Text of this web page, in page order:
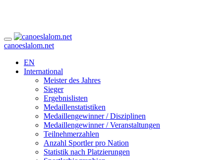
canoeslalom.net
EN
International
Meister des Jahres
Sieger
Ergebnislisten
Medaillenstatistiken
Medaillengewinner / Disziplinen
Medaillengewinner / Veranstaltungen
Teilnehmerzahlen
Anzahl Sportler pro Nation
Statistik nach Platzierungen